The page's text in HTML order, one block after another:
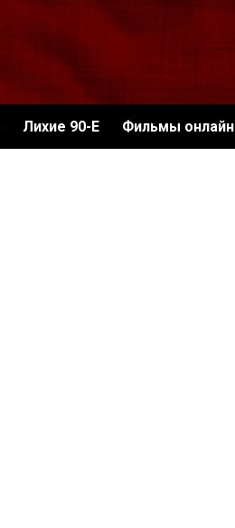
Лихие 90-Е Фильмы онлайн